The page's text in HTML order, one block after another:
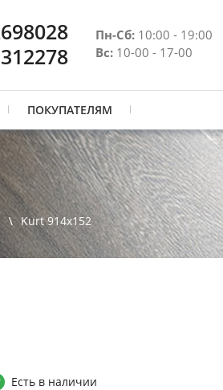
Пн-Сб: 10:00 - 19:00
Вс: 10-00 - 17-00
ПОКУПАТЕЛЯМ
Kurt 914x152
Есть в наличии